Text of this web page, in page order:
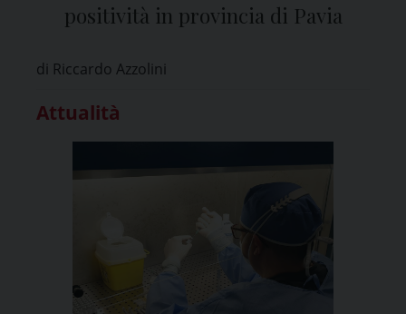
positività in provincia di Pavia
di Riccardo Azzolini
Attualità